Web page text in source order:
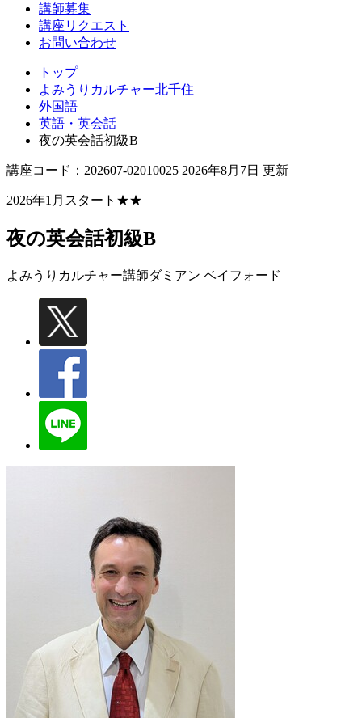
講師募集
講座リクエスト
お問い合わせ
トップ
よみうりカルチャー北千住
外国語
英語・英会話
夜の英会話初級B
講座コード：202607-02010025 2026年8月7日 更新
2026年1月スタート★★
夜の英会話初級B
よみうりカルチャー講師ダミアン ベイフォード